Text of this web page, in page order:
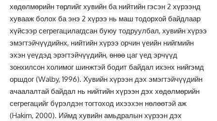
хөдөлмөрийн төрлийг хувийн ба нийтийн гэсэн 2 хүрээнд
хувааж болох ба энэ 2 хүрээ нь маш тодорхой байдлаар
хүйсээр сегрегацилагдсан буюу тодруулбал, хувийн хүрээ
эмэгтэйчүүдийнх, нийтийн хүрээ орчин үеийн нийгмийн
эхэн үеүдэд эрэгтэйчүүдийн, өнөө цаг үед эрчүүд
зонхилсон холимог шинжтэй бодит байдал ихэнх нийгэмд
оршдог (Walby, 1996). Хувийн хүрээн дэх эмэгтэйчүүдийн
ачаалалтай байдал нь нийтийн хүрээн дэх хөдөлмөрийн
сегрегацийг бүрэлдэн тогтоход ихээхэн нөлөөтэй аж
(Hakim, 2000). Иймд хувийн амьдралын хүрээн дэх